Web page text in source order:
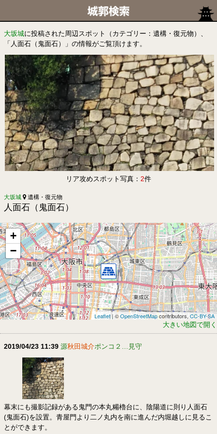
大坂城に投稿された周辺スポット（カテゴリー：遺構・復元物）、
「人面石（鬼面石）」の情報がご覧頂けます。
リア攻めスポット写真： 2件
大坂城 遺構・復元物
人面石（鬼面石）
+
−
Leaflet| ©OpenStreetMapcontributors, CC-BY-SA
大きい地図で開く
2019/04/23 11:39 源秋田城介ポンコ２…見守
幕末にも撮影記録がある鬼門の本丸糒櫓台に、陰陽道に則り人面石
(鬼面石)を設置。青屋門より二ノ丸内を南に進んだ内堀越しに見るこ
とができます。